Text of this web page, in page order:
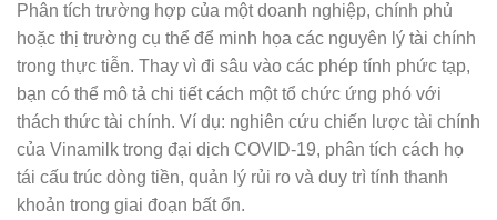
Phân tích trường hợp của một doanh nghiệp, chính phủ
hoặc thị trường cụ thể để minh họa các nguyên lý tài chính
trong thực tiễn. Thay vì đi sâu vào các phép tính phức tạp,
bạn có thể mô tả chi tiết cách một tổ chức ứng phó với
thách thức tài chính. Ví dụ: nghiên cứu chiến lược tài chính
của Vinamilk trong đại dịch COVID-19, phân tích cách họ
tái cấu trúc dòng tiền, quản lý rủi ro và duy trì tính thanh
khoản trong giai đoạn bất ổn.